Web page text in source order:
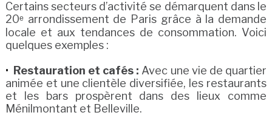
Certains secteurs d’activité se démarquent dans le
20ᵉ arrondissement de Paris grâce à la demande
locale et aux tendances de consommation. Voici
quelques exemples :
Restauration et cafés : Avec une vie de quartier
animée et une clientèle diversifiée, les restaurants
et les bars prospèrent dans des lieux comme
Ménilmontant et Belleville.